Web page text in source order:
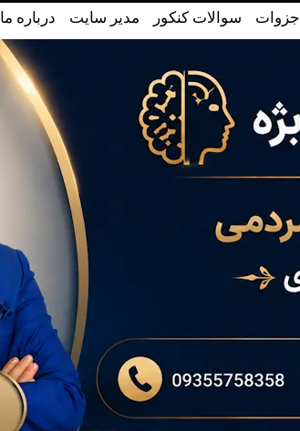
جزوات سوالات کنکور مدیر سایت درباره ما